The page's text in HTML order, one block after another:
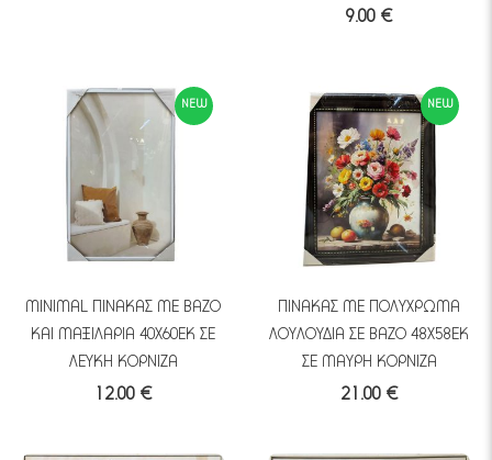
9.00 €
NEW
MINIMAL ΠΙΝΑΚΑΣ ΜΕ ΒΑΖΟ
ΚΑΙ ΜΑΞΙΛΑΡΙΑ 40Χ60ΕΚ ΣΕ
ΛΕΥΚΗ ΚΟΡΝΙΖΑ
12.00 €
NEW
ΠΙΝΑΚΑΣ ΜΕ ΠΟΛΥΧΡΩΜΑ
ΛΟΥΛΟΥΔΙΑ ΣΕ ΒΑΖΟ 48Χ58ΕΚ
ΣΕ ΜΑΥΡΗ ΚΟΡΝΙΖΑ
21.00 €